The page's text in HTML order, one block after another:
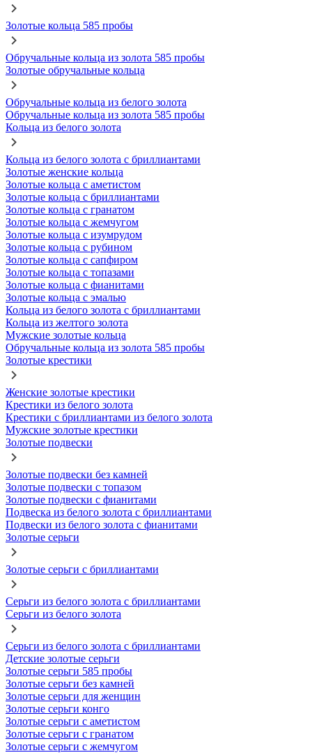
Золотые кольца 585 пробы
Обручальные кольца из золота 585 пробы
Золотые обручальные кольца
Обручальные кольца из белого золота
Обручальные кольца из золота 585 пробы
Кольца из белого золота
Кольца из белого золота с бриллиантами
Золотые женские кольца
Золотые кольца с аметистом
Золотые кольца с бриллиантами
Золотые кольца с гранатом
Золотые кольца с жемчугом
Золотые кольца с изумрудом
Золотые кольца с рубином
Золотые кольца с сапфиром
Золотые кольца с топазами
Золотые кольца с фианитами
Золотые кольца с эмалью
Кольца из белого золота с бриллиантами
Кольца из желтого золота
Мужские золотые кольца
Обручальные кольца из золота 585 пробы
Золотые крестики
Женские золотые крестики
Крестики из белого золота
Крестики с бриллиантами из белого золота
Мужские золотые крестики
Золотые подвески
Золотые подвески без камней
Золотые подвески с топазом
Золотые подвески с фианитами
Подвеска из белого золота с бриллиантами
Подвески из белого золота с фианитами
Золотые серьги
Золотые серьги с бриллиантами
Серьги из белого золота с бриллиантами
Серьги из белого золота
Серьги из белого золота с бриллиантами
Детские золотые серьги
Золотые серьги 585 пробы
Золотые серьги без камней
Золотые серьги для женщин
Золотые серьги конго
Золотые серьги с аметистом
Золотые серьги с гранатом
Золотые серьги с жемчугом